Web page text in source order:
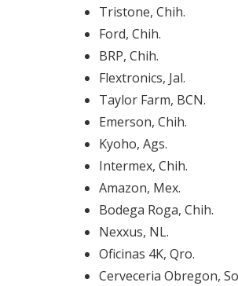
Tristone, Chih.
Ford, Chih.
BRP, Chih.
Flextronics, Jal.
Taylor Farm, BCN.
Emerson, Chih.
Kyoho, Ags.
Intermex, Chih.
Amazon, Mex.
Bodega Roga, Chih.
Nexxus, NL.
Oficinas 4K, Qro.
Cerveceria Obregon,